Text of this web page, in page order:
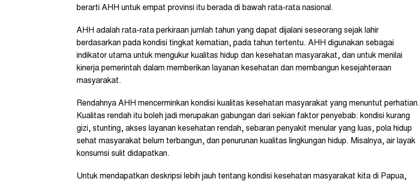
berarti AHH untuk empat provinsi itu berada di bawah rata-rata nasional.
AHH adalah rata-rata perkiraan jumlah tahun yang dapat dijalani seseorang sejak lahir
berdasarkan pada kondisi tingkat kematian, pada tahun tertentu. AHH digunakan sebagai
indikator utama untuk mengukur kualitas hidup dan kesehatan masyarakat, dan untuk menilai
kinerja pemerintah dalam memberikan layanan kesehatan dan membangun kesejahteraan
masyarakat.
Rendahnya AHH mencerminkan kondisi kualitas kesehatan masyarakat yang menuntut perhatian.
Kualitas rendah itu boleh jadi merupakan gabungan dari sekian faktor penyebab: kondisi kurang
gizi, stunting, akses layanan kesehatan rendah, sebaran penyakit menular yang luas, pola hidup
sehat masyarakat belum terbangun, dan penurunan kualitas lingkungan hidup. Misalnya, air layak
konsumsi sulit didapatkan.
Untuk mendapatkan deskripsi lebih jauh tentang kondisi kesehatan masyarakat kita di Papua,